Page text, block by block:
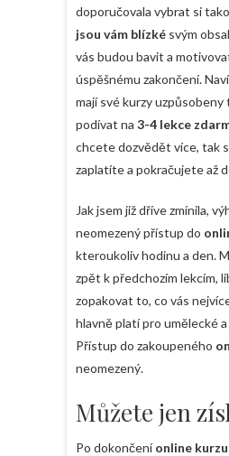
doporučovala vybrat si
jsou vám blízké svým
vás budou bavit a
úspěšnému zakončení.
mají své kurzy uzpůsobeny
podívat na 3-4 lekce
chcete dozvědět více, tak
zaplatíte a pokračujete až
Jak jsem již dříve zmínila,
neomezený přístup do
kteroukoliv hodinu a den.
zpět k předchozím lekcím,
zopakovat to, co vás
hlavně platí pro umělecké
Přístup do zakoupeného
neomezený.
Můžete jen
Po dokončeníonline kurzu